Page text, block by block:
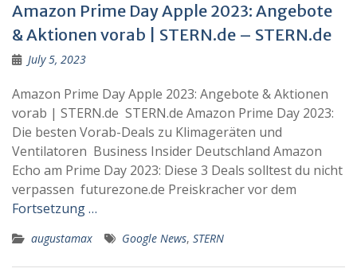
Amazon Prime Day Apple 2023: Angebote
& Aktionen vorab | STERN.de – STERN.de
July 5, 2023
Amazon Prime Day Apple 2023: Angebote & Aktionen
vorab | STERN.de STERN.de Amazon Prime Day 2023:
Die besten Vorab-Deals zu Klimageräten und
Ventilatoren Business Insider Deutschland Amazon
Echo am Prime Day 2023: Diese 3 Deals solltest du nicht
verpassen futurezone.de Preiskracher vor dem
Fortsetzung …
augustamax Google News, STERN